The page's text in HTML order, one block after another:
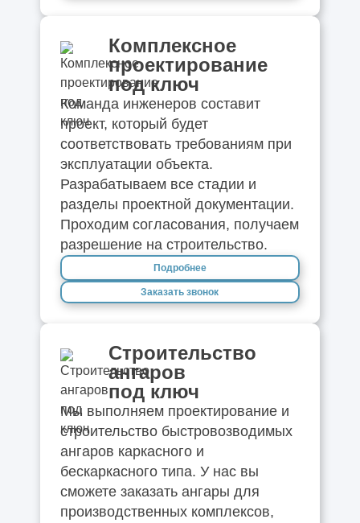
Комплексное
проектирование
под ключ
Команда инженеров составит
проект, который будет
соответствовать требованиям при
эксплуатации объекта.
Разрабатываем все стадии и
разделы проектной документации.
Проходим согласования, получаем
разрешение на строительство.
Подробнее
Заказать звонок
Строительство
ангаров
под ключ
Мы выполняем проектирование и
строительство быстровозводимых
ангаров каркасного и
бескаркасного типа. У нас вы
сможете заказать ангары для
производственных комплексов,